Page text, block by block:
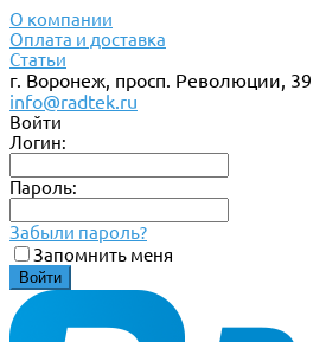
О компании
Оплата и доставка
Статьи
г. Воронеж, просп. Революции, 39
info@radtek.ru
Войти
Логин:
Пароль:
Забыли пароль?
Запомнить меня